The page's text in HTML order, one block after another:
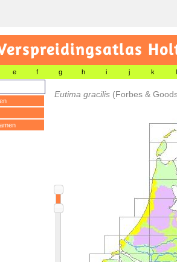
e f g h i j k l
Eutima gracilis (Forbes &